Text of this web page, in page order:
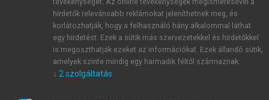
JELSZÓ ÚJRA
Kérek értesítést a MeRSZ újdonságairól, akcióiról.
Kérek értesítést az Akadémiai Kiadó Zrt. újdonságairól,
hirdetők relevánsabb reklámokat jeleníthetnek meg, és
korlátozhatják, hogy a felhasználó hány alkalommal láthat
egy hirdetést. Ezek a sütik más szervezetekkel és hirdetőkkel
is megoszthatják ezeket az információkat. Ezek állandó sütik,
amelyek szinte mindig egy harmadik féltől származnak.
↓ 2 szolgáltatás